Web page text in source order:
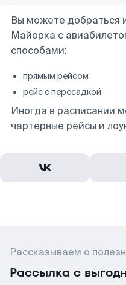
Вы можете добраться
Майорка с
способами:
прямым рейсом
рейс с пересадкой
Иногда в расписании
чартерные рейсы и
Рассказываем о
Рассылка с